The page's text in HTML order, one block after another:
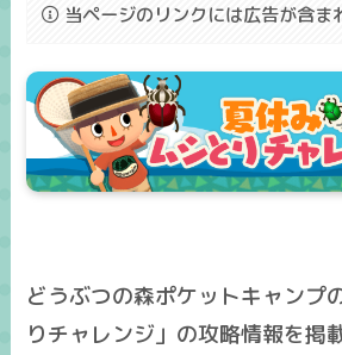
当ページのリンクには広告が含ま
どうぶつの森ポケットキャンプ
りチャレンジ」の攻略情報を掲